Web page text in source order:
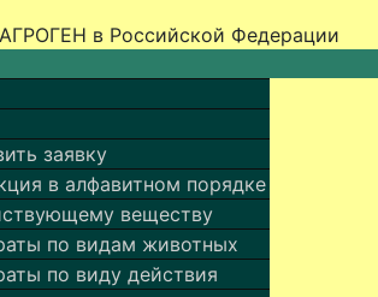
в Российской Федерации
заявку
в алфавитном порядке
веществу
по видам животных
по виду действия